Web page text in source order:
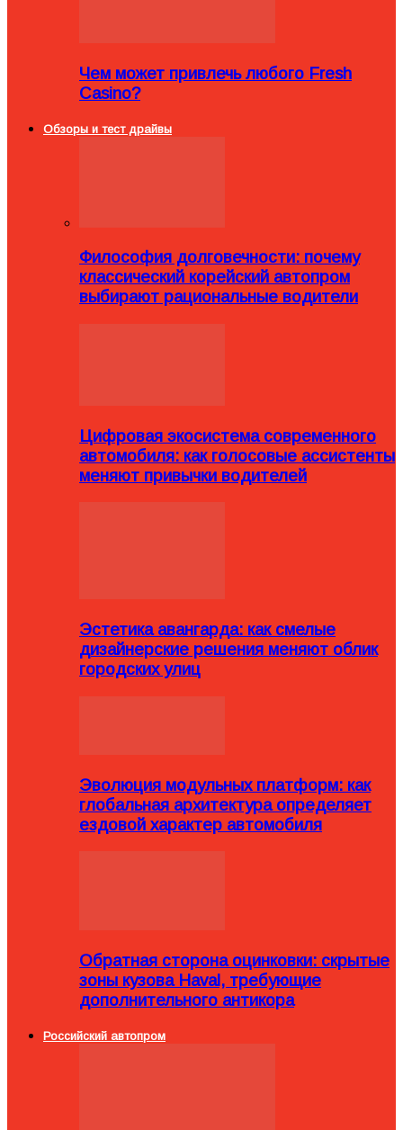
Чем может привлечь любого Fresh
Casino?
Обзоры и тест драйвы
Философия долговечности: почему
классический корейский автопром
выбирают рациональные водители
Цифровая экосистема современного
автомобиля: как голосовые ассистенты
меняют привычки водителей
Эстетика авангарда: как смелые
дизайнерские решения меняют облик
городских улиц
Эволюция модульных платформ: как
глобальная архитектура определяет
ездовой характер автомобиля
Обратная сторона оцинковки: скрытые
зоны кузова Haval, требующие
дополнительного антикора
Российский автопром